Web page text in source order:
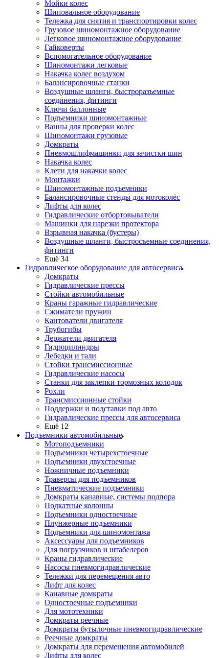
Мойки колес
Шиповальное оборудование
Тележка для снятия и транспортировки колес
Грузовое шиномонтажное оборудование
Легковое шиномонтажное оборудование
Гайковерты
Вспомогательное оборудование
Шиномонтажи легковые
Накачка колес воздухом
Балансировочные станки
Воздушные шланги, быстроразъемные
соединения, фитинги
Ключи баллонные
Подъемники шиномонтажные
Ванны для проверки колес
Шиномонтажи грузовые
Домкраты
Пневмошлифмашинки для зачистки шин
Накачка колес
Клети для накачки колес
Монтажки
Шиномонтажные подъемники
Балансировочные стенды для мотоколёс
Лифты для колес
Гидравлические отбортовыватели
Машинки для нарезки протектора
Взрывная накачка (бустеры)
Воздушные шланги, быстросъемные соединения,
фитинги
Ещё 34
Гидравлическое оборудование для автосервиса
Домкраты
Гидравлические прессы
Стойки автомобильные
Краны гаражные гидравлические
Сжиматели пружин
Кантователи двигателя
Трубогибы
Держатели двигателя
Гидроцилиндры
Лебедки и тали
Стойки трансмиссионные
Гидравлические насосы
Cтанки для заклепки тормозных колодок
Рохли
Трансмиссионные стойки
Поддержки и подставки под авто
Гидравлические прессы для автосервиса
Ещё 12
Подъемники автомобильные
Мотоподъемники
Подъемники четырехстоечные
Подъемники двухстоечные
Ножничные подъемники
Траверсы для подъемников
Пневматические подъемники
Домкраты канавные, системы подпора
Подкатные колонны
Подъемники одностоечные
Плунжерные подъемники
Подъемники для шиномонтажа
Аксессуары для подъемников
Для погрузчиков и штабелеров
Краны гидравлические
Насосы пневмогидравлические
Тележки для перемещения авто
Лифт для колес
Канавные домкраты
Одностоечные подъемники
Для мототехники
Домкраты реечные
Домкраты бутылочные пневмогидравлические
Реечные домкраты
Домкраты для перемещения автомобилей
Лифты для колес